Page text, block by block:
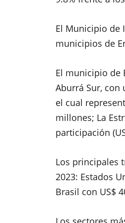
El Municipio de
municipios de
El municipio de
Aburrá Sur, con
el cual
millones; La
participación
Los principales
2023: Estados
Brasil con US$